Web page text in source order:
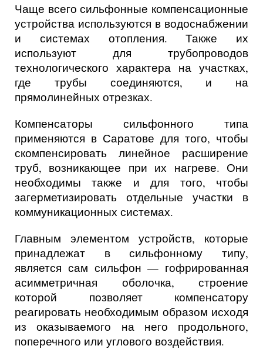
Чаще всего сильфонные компенсационные
устройства используются в водоснабжении
и системах отопления. Также их
используют для трубопроводов
технологического характера на участках,
где трубы соединяются, и на
прямолинейных отрезках.
Компенсаторы сильфонного типа
применяются в Саратове для того, чтобы
скомпенсировать линейное расширение
труб, возникающее при их нагреве. Они
необходимы также и для того, чтобы
загерметизировать отдельные участки в
коммуникационных системах.
Главным элементом устройств, которые
принадлежат в сильфонному типу,
является сам сильфон — гофрированная
асимметричная оболочка, строение
которой позволяет компенсатору
реагировать необходимым образом исходя
из оказываемого на него продольного,
поперечного или углового воздействия.